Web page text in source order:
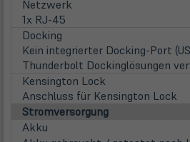
Netzwerk
1x RJ-45
Docking
Kein integrierter Docking-Port
Thunderbolt Dockinglösungen
Kensington Lock
Anschluss für Kensington Lock
Stromversorgung
Akku